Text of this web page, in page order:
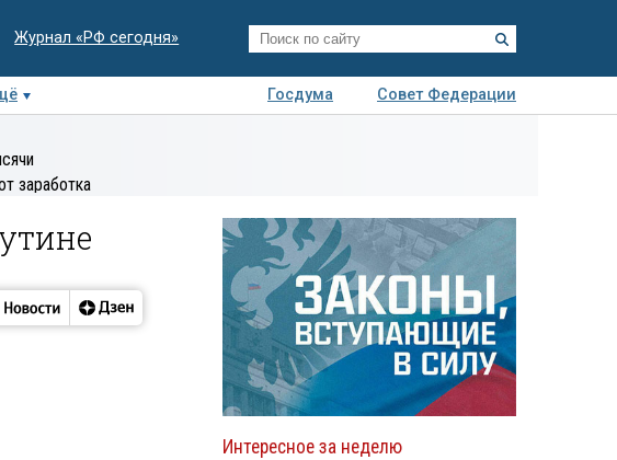
Журнал «РФ сегодня»
Госдума
Совет Федерации
заработка
Интересное за неделю